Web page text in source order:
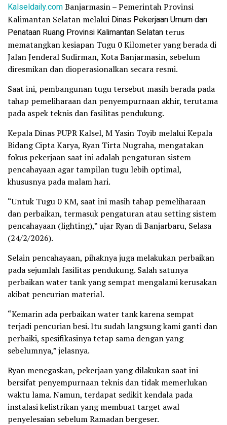
Kalseldaily.comBanjarmasin – Pemerintah Provinsi
Kalimantan Selatan melalui Dinas Pekerjaan Umum dan
Penataan Ruang Provinsi Kalimantan Selatanterus
mematangkan kesiapan Tugu 0 Kilometer yang berada di
Jalan Jenderal Sudirman, Kota Banjarmasin, sebelum
diresmikan dan dioperasionalkan secara resmi.
Saat ini, pembangunan tugu tersebut masih berada pada
tahap pemeliharaan dan penyempurnaan akhir, terutama
pada aspek teknis dan fasilitas pendukung.
Kepala Dinas PUPR Kalsel, M Yasin Toyib melalui Kepala
Bidang Cipta Karya, Ryan Tirta Nugraha, mengatakan
fokus pekerjaan saat ini adalah pengaturan sistem
pencahayaan agar tampilan tugu lebih optimal,
khususnya pada malam hari.
“Untuk Tugu 0 KM, saat ini masih tahap pemeliharaan
dan perbaikan, termasuk pengaturan atau setting sistem
pencahayaan (lighting),” ujar Ryan di Banjarbaru, Selasa
(24/2/2026).
Selain pencahayaan, pihaknya juga melakukan perbaikan
pada sejumlah fasilitas pendukung. Salah satunya
perbaikan water tank yang sempat mengalami kerusakan
akibat pencurian material.
“Kemarin ada perbaikan water tank karena sempat
terjadi pencurian besi. Itu sudah langsung kami ganti dan
perbaiki, spesifikasinya tetap sama dengan yang
sebelumnya,” jelasnya.
Ryan menegaskan, pekerjaan yang dilakukan saat ini
bersifat penyempurnaan teknis dan tidak memerlukan
waktu lama. Namun, terdapat sedikit kendala pada
instalasi kelistrikan yang membuat target awal
penyelesaian sebelum Ramadan bergeser.